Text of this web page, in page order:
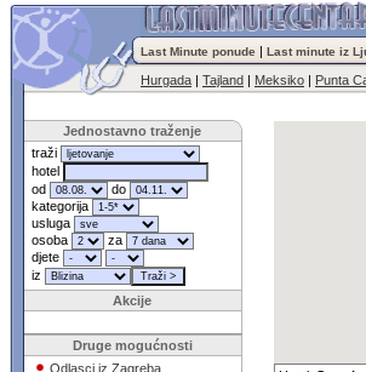
Last Minute ponude | Last minute iz
Hurgada | Tajland | Meksiko | Punta
Jednostavno traženje
traži
hotel
od
do
kategorija
usluga
osoba
za
djete
iz
Akcije
Druge mogućnosti
Odlasci iz Zagreba